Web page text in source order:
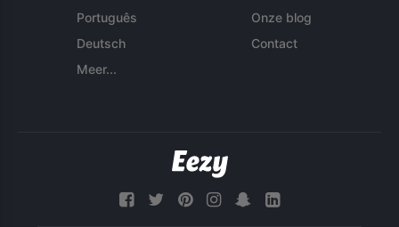
Português
Deutsch
Meer...
Onze blog
Contact